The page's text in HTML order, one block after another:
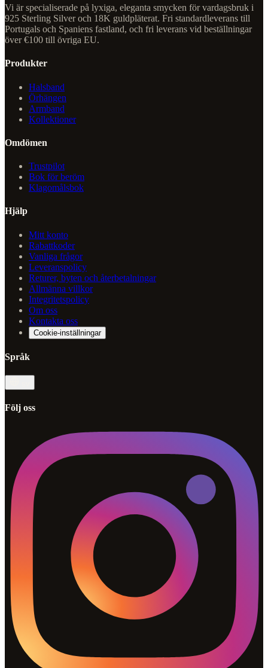
Vi är specialiserade på lyxiga, eleganta smycken för vardagsbruk i
925 Sterling Silver och 18K guldpläterat. Fri standardleverans till
Portugals och Spaniens fastland, och fri leverans vid beställningar
över €100 till övriga EU.
Produkter
Halsband
Örhängen
Armband
Kollektioner
Omdömen
Trustpilot
Bok för beröm
Klagomålsbok
Hjälp
Mitt konto
Rabattkoder
Vanliga frågor
Leveranspolicy
Returer, byten och återbetalningar
Allmänna villkor
Integritetspolicy
Om oss
Kontakta oss
Cookie-inställningar
Språk
Följ oss